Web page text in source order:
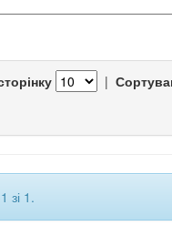
|
зі 1.